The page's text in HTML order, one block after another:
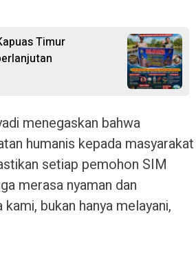
Timur
menegaskan bahwa
humanis kepada masyarakat
setiap pemohon SIM
merasa nyaman dan
bukan hanya melayani,